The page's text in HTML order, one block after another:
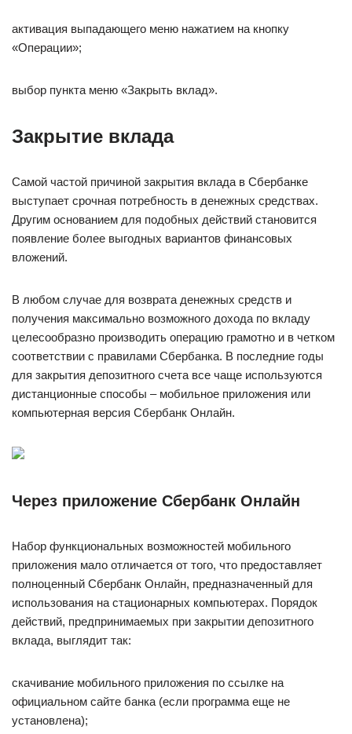
активация выпадающего меню нажатием на кнопку
«Операции»;
выбор пункта меню «Закрыть вклад».
Закрытие вклада
Самой частой причиной закрытия вклада в Сбербанке
выступает срочная потребность в денежных средствах.
Другим основанием для подобных действий становится
появление более выгодных вариантов финансовых
вложений.
В любом случае для возврата денежных средств и
получения максимально возможного дохода по вкладу
целесообразно производить операцию грамотно и в четком
соответствии с правилами Сбербанка. В последние годы
для закрытия депозитного счета все чаще используются
дистанционные способы – мобильное приложения или
компьютерная версия Сбербанк Онлайн.
Через приложение Сбербанк Онлайн
Набор функциональных возможностей мобильного
приложения мало отличается от того, что предоставляет
полноценный Сбербанк Онлайн, предназначенный для
использования на стационарных компьютерах. Порядок
действий, предпринимаемых при закрытии депозитного
вклада, выглядит так:
скачивание мобильного приложения по ссылке на
официальном сайте банка (если программа еще не
установлена);